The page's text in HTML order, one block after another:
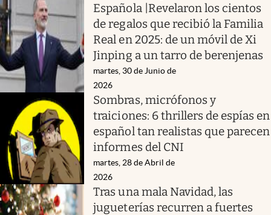
Española |Revelaron los cientos
de regalos que recibió la Familia
Real en 2025: de un móvil de Xi
Jinping a un tarro de berenjenas
martes, 30 de Junio de
2026
Sombras, micrófonos y
traiciones: 6 thrillers de espías en
español tan realistas que parecen
informes del CNI
martes, 28 de Abril de
2026
Tras una mala Navidad, las
jugueterías recurren a fuertes